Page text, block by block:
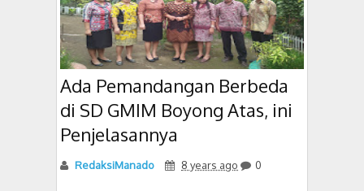
Ada Pemandangan Berbeda
di SD GMIM Boyong Atas, ini
Penjelasannya
RedaksiManado 8 years ago 0